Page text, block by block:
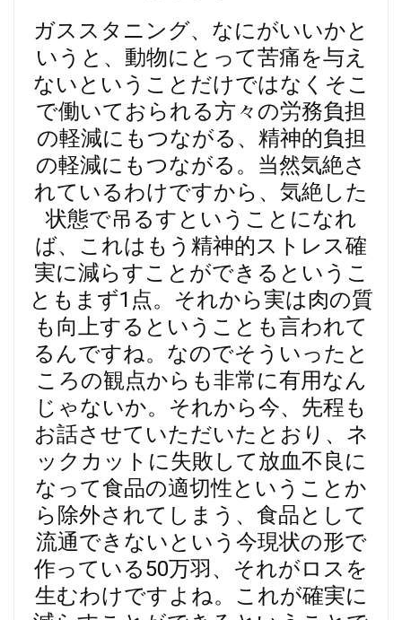
ガススタニング、なにがいいかと
いうと、動物にとって苦痛を与え
ないということだけではなくそこ
で働いておられる方々の労務負担
の軽減にもつながる、精神的負担
の軽減にもつながる。当然気絶さ
れているわけですから、気絶した
状態で吊るすということになれ
ば、これはもう精神的ストレス確
実に減らすことができるというこ
ともまず1点。それから実は肉の質
も向上するということも言われて
るんですね。なのでそういったと
ころの観点からも非常に有用なん
じゃないか。それから今、先程も
お話させていただいたとおり、ネ
ックカットに失敗して放血不良に
なって食品の適切性ということか
ら除外されてしまう、食品として
流通できないという今現状の形で
作っている50万羽、それがロスを
生むわけですよね。これが確実に